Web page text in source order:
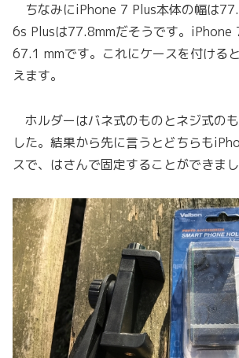
ちなみにiPhone 7 Plus本体の幅は
6s Plusは77.8mmだそうです。iPhone
67.1 mmです。これにケースを付ける
えます。
ホルダーはバネ式のものとネジ式の
した。結果から先に言うとどちらも
スで、はさんで固定することができまし